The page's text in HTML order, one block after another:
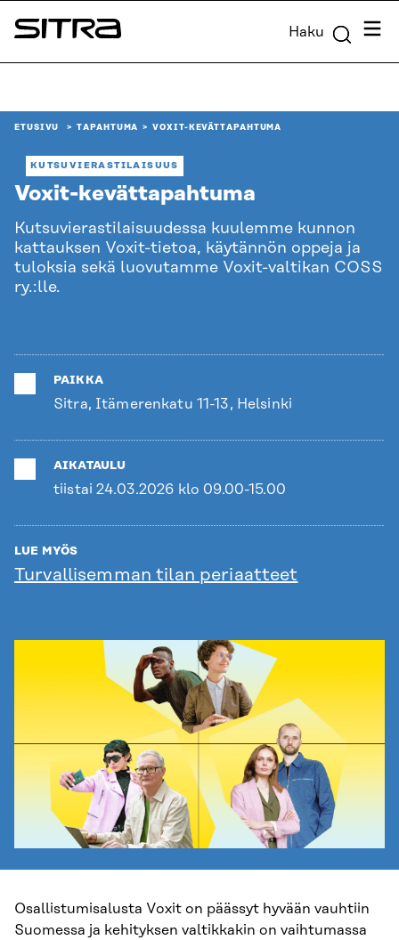
Siirry
suoraan
Sitra Haku
ETUSIVU TAPAHTUMA VOXIT-KEVÄTTAPAHTUMA
KUTSUVIERASTILAISUUS
Voxit-kevättapahtuma
Kutsuvierastilaisuudessa kuulemme kunnon
kattauksen Voxit-tietoa, käytännön oppeja ja
tuloksia sekä luovutamme Voxit-valtikan COSS
ry.:lle.
PAIKKA
Sitra, Itämerenkatu 11-13, Helsinki
AIKATAULU
tiistai 24.03.2026 klo 09.00-15.00
LUE MYÖS
Turvallisemman tilan periaatteet
Osallistumisalusta Voxit on päässyt hyvään vauhtiin
Suomessa ja kehityksen valtikkakin on vaihtumassa